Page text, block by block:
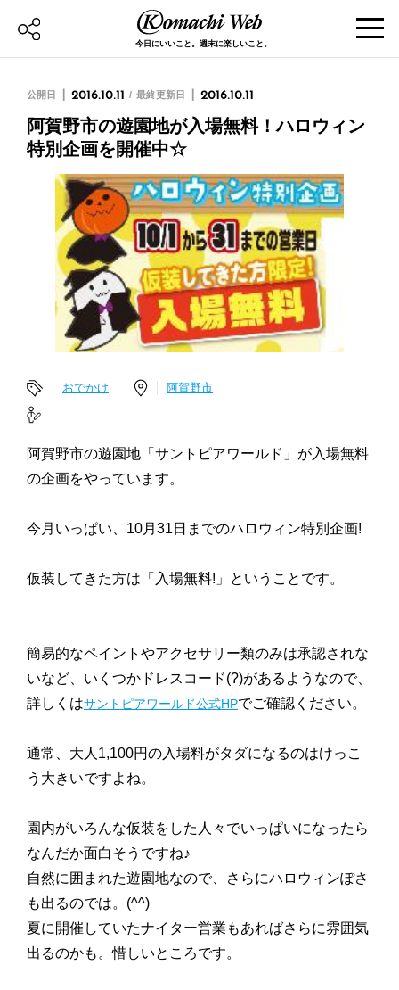
今日にいいこと。週末に楽しいこと。
公開日 2016.10.11 最終更新日 2016.10.11
阿賀野市の遊園地が入場無料！ハロウィン
特別企画を開催中☆
おでかけ 阿賀野市
阿賀野市の遊園地「サントピアワールド」が入場無料
の企画をやっています。
今月いっぱい、10月31日までのハロウィン特別企画!
仮装してきた方は「入場無料!」ということです。
簡易的なペイントやアクセサリー類のみは承認されな
いなど、いくつかドレスコード(?)があるようなので、
詳しくはサントピアワールド公式HPでご確認ください。
通常、大人1,100円の入場料がタダになるのはけっこ
う大きいですよね。
園内がいろんな仮装をした人々でいっぱいになったら
なんだか面白そうですね♪
自然に囲まれた遊園地なので、さらにハロウィンぽさ
も出るのでは。(^^)
夏に開催していたナイター営業もあればさらに雰囲気
出るのかも。惜しいところです。